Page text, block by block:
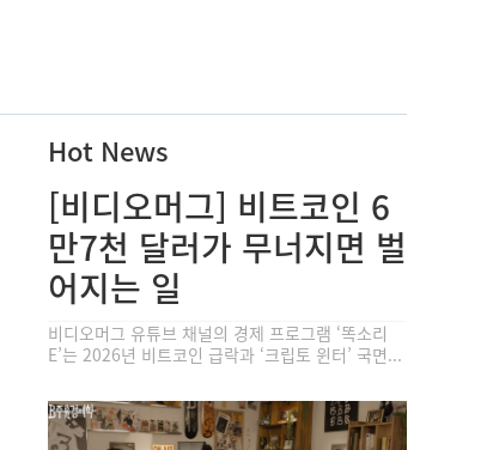
Hot News
[비디오머그] 비트코인 6
만7천 달러가 무너지면 벌
어지는 일
비디오머그 유튜브 채널의 경제 프로그램 ‘똑소리
E’는 2026년 비트코인 급락과 ‘크립토 윈터’ 국면...